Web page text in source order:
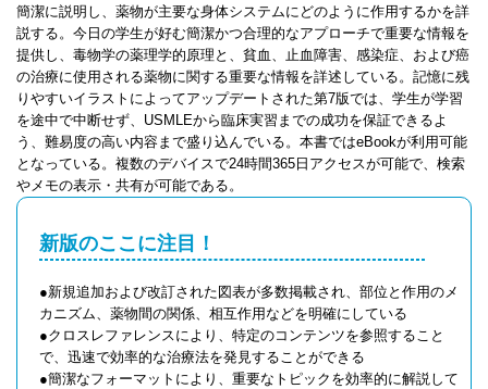
簡潔に説明し、薬物が主要な身体システムにどのように作用するかを詳
説する。今日の学生が好む簡潔かつ合理的なアプローチで重要な情報を
提供し、毒物学の薬理学的原理と、貧血、止血障害、感染症、および癌
の治療に使用される薬物に関する重要な情報を詳述している。記憶に残
りやすいイラストによってアップデートされた第7版では、学生が学習
を途中で中断せず、USMLEから臨床実習までの成功を保証できるよ
う、難易度の高い内容まで盛り込んでいる。本書ではeBookが利用可能
となっている。複数のデバイスで24時間365日アクセスが可能で、検索
やメモの表示・共有が可能である。
新版のここに注目！
●新規追加および改訂された図表が多数掲載され、部位と作用のメ
カニズム、薬物間の関係、相互作用などを明確にしている
●クロスレファレンスにより、特定のコンテンツを参照すること
で、迅速で効率的な治療法を発見することができる
●簡潔なフォーマットにより、重要なトピックを効率的に解説して